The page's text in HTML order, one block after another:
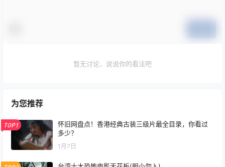
暂无讨论，说说你的看法吧
为您推荐
TOP1
怀旧网盘点！香港经典古装三级片最全目录，你看过
多少？
1月7日